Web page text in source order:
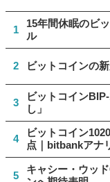
1
15年間休眠のビ
ル
2 ビットコインの
3
ビットコイン
し」
4
ビットコイン
点｜bitbankアナ
5
キャシー・ウッ